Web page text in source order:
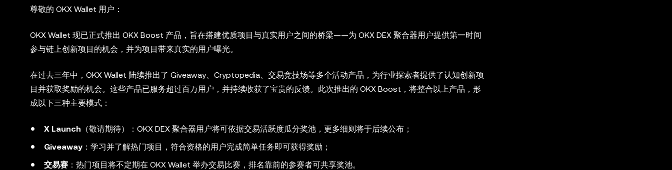
尊敬的 OKX Wallet 用户：
OKX Wallet 现已正式推出 OKX Boost 产品，旨在搭建优质项目与真实用户之间的桥梁——为 OKX DEX 聚合器用户提供第一时间
参与链上创新项目的机会，并为项目带来真实的用户曝光。
在过去三年中，OKX Wallet 陆续推出了 Giveaway、Cryptopedia、交易竞技场等多个活动产品，为行业探索者提供了认知创新项
目并获取奖励的机会。这些产品已服务超过百万用户，并持续收获了宝贵的反馈。此次推出的 OKX Boost，将整合以上产品，形
成以下三种主要模式：
X Launch （敬请期待）：OKX DEX 聚合器用户将可依据交易活跃度瓜分奖池，更多细则将于后续公布；
Giveaway ：学习并了解热门项目，符合资格的用户完成简单任务即可获得奖励；
交易赛 ：热门项目将不定期在 OKX Wallet 举办交易比赛，排名靠前的参赛者可共享奖池。